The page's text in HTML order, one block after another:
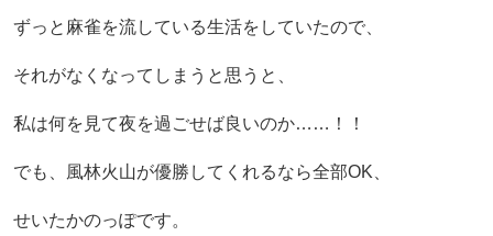
ずっと麻雀を流している生活をしていたので、
それがなくなってしまうと思うと、
私は何を見て夜を過ごせば良いのか……！！
でも、風林火山が優勝してくれるなら全部OK、
せいたかのっぽです。